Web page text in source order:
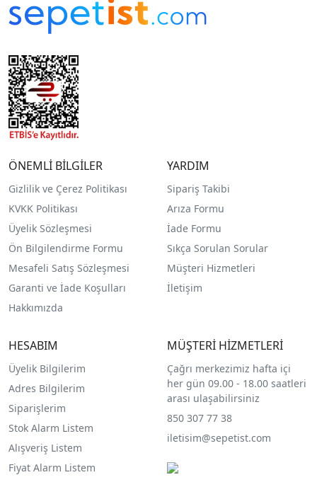
ÖNEMLİ BİLGİLER
Gizlilik ve Çerez Politikası
KVKK Politikası
Üyelik Sözleşmesi
Ön Bilgilendirme Formu
Mesafeli Satış Sözleşmesi
Garanti ve İade Koşulları
Hakkımızda
YARDIM
Sipariş Takibi
Arıza Formu
İade Formu
Sıkça Sorulan Sorular
Müşteri Hizmetleri
İletişim
HESABIM
Üyelik Bilgilerim
Adres Bilgilerim
Siparişlerim
Stok Alarm Listem
Alışveriş Listem
Fiyat Alarm Listem
MÜŞTERİ HİZMETLERİ
Çağrı merkezimiz hafta içi
her gün 09.00 - 18.00 saatleri
arası ulaşabilirsiniz
850 307 77 38
iletisim@sepetist.com